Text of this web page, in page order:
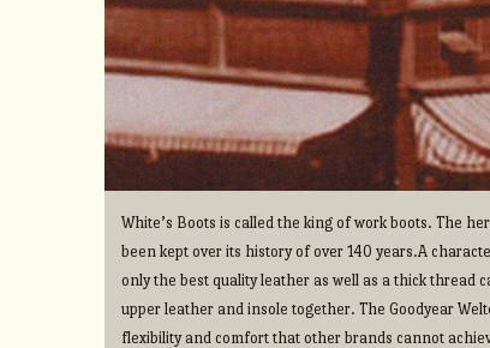
White’s Boots is called the king of work boots. The
been kept over its history of over 140 years.A
only the best quality leather as well as a thick thread
upper leather and insole together. The Goodyear
flexibility and comfort that other brands cannot